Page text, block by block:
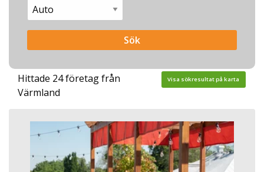
Hittade 24 företag från
Värmland
Visa sökresultat på karta